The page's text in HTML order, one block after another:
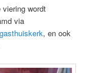
wordt
via
, en ook